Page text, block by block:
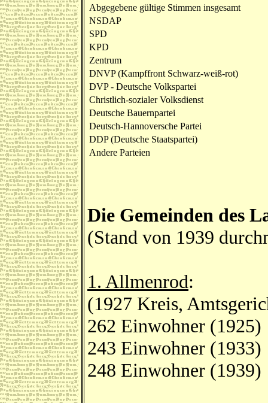
Abgegebene gültige Stimmen insgesamt
NSDAP
SPD
KPD
Zentrum
DNVP (Kampffront Schwarz-weiß-rot)
DVP - Deutsche Volkspartei
Christlich-sozialer Volksdienst
Deutsche Bauernpartei
Deutsch-Hannoversche Partei
DDP (Deutsche Staatspartei)
Andere Parteien
Die Gemeinden des
(Stand von 1939
1. Allmenrod:
(1927 Kreis,
262 Einwohner (1925)
243 Einwohner (1933)
248 Einwohner (1939)